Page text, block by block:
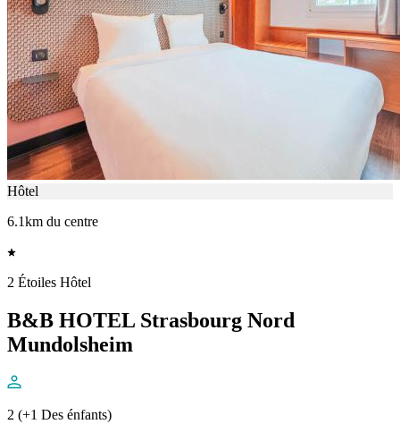
Hôtel
6.1km du centre
2 Étoiles Hôtel
B&B HOTEL Strasbourg Nord
Mundolsheim
2 (+1 Des énfants)